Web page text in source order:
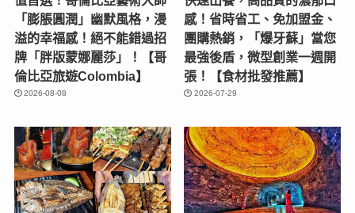
「膨脹圓潤」幽默風格，漫
溢的幸福感！絕不能錯過招
牌「胖版蒙娜麗莎」！【哥
倫比亞旅遊Colombia】
2026-08-08
感！省時省工、免加盟金、
團購熱銷，「爆牙蘇」當您
最強後盾，微型創業一週開
張！【食材批發推薦】
2026-07-29